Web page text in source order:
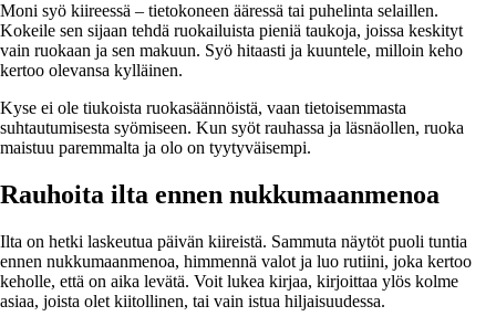
Moni syö kiireessä – tietokoneen ääressä tai puhelinta selaillen.
Kokeile sen sijaan tehdä ruokailuista pieniä taukoja, joissa keskityt
vain ruokaan ja sen makuun. Syö hitaasti ja kuuntele, milloin keho
kertoo olevansa kylläinen.
Kyse ei ole tiukoista ruokasäännöistä, vaan tietoisemmasta
suhtautumisesta syömiseen. Kun syöt rauhassa ja läsnäollen, ruoka
maistuu paremmalta ja olo on tyytyväisempi.
Rauhoita ilta ennen nukkumaanmenoa
Ilta on hetki laskeutua päivän kiireistä. Sammuta näytöt puoli tuntia
ennen nukkumaanmenoa, himmennä valot ja luo rutiini, joka kertoo
keholle, että on aika levätä. Voit lukea kirjaa, kirjoittaa ylös kolme
asiaa, joista olet kiitollinen, tai vain istua hiljaisuudessa.